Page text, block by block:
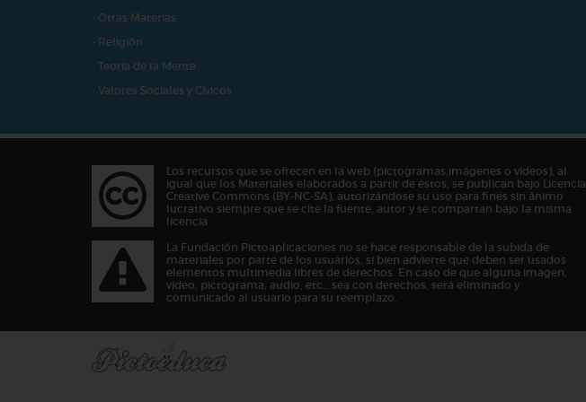
- Otras Materias
- Religión
- Teoría de la Mente
- Valores Sociales y Cívicos
Los recursos que se ofrecen en la web (pictogramas,imágenes o vídeos), al
igual que los Materiales elaborados a partir de éstos, se publican bajo Licencia
Creative Commons (BY-NC-SA), autorizándose su uso para fines sin ánimo
lucrativo siempre que se cite la fuente, autor y se compartan bajo la misma
licencia.
La Fundación Pictoaplicaciones no se hace responsable de la subida de
materiales por parte de los usuarios, si bien advierte que deben ser usados
elementos multimedia libres de derechos. En caso de que alguna imagen,
vídeo, pictograma, audio, etc… sea con derechos, será eliminado y
comunicado al usuario para su reemplazo.